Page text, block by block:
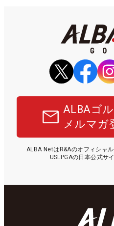
ALBAゴ
メルマガ
ALBA NetはR&Aのオフィシャ
USLPGAの日本公式サ